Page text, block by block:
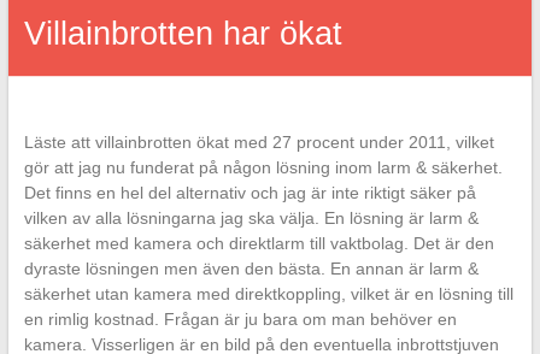
Villainbrotten har ökat
Läste att villainbrotten ökat med 27 procent under 2011, vilket
gör att jag nu funderat på någon lösning inom larm & säkerhet.
Det finns en hel del alternativ och jag är inte riktigt säker på
vilken av alla lösningarna jag ska välja. En lösning är larm &
säkerhet med kamera och direktlarm till vaktbolag. Det är den
dyraste lösningen men även den bästa. En annan är larm &
säkerhet utan kamera med direktkoppling, vilket är en lösning till
en rimlig kostnad. Frågan är ju bara om man behöver en
kamera. Visserligen är en bild på den eventuella inbrottstjuven